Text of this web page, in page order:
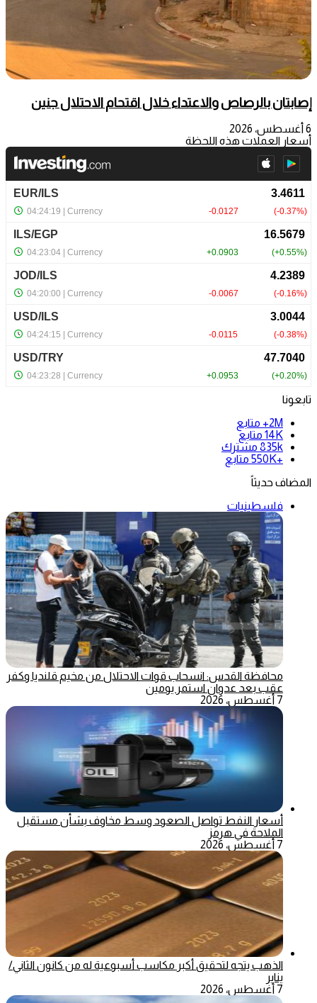
إصابتان بالرصاص والاعتداء خلال اقتحام الاحتلال جنين
6 أغسطس، 2026
أسعار العملات هذه اللحظة
تابعونا
2M+
متابع
14K متابع
835k مشترك
+550K
متابع
المضاف حديثاً
فلسطينيات
محافظة القدس: انسحاب قوات الاحتلال من مخيم قلنديا وكفر
عقب بعد عدوان استمر يومين
7 أغسطس، 2026
أسعار النفط تواصل الصعود وسط مخاوف بشأن مستقبل
الملاحة في هرمز
7 أغسطس، 2026
الذهب يتجه لتحقيق أكبر مكاسب أسبوعية له من كانون الثاني/
يناير
7 أغسطس، 2026